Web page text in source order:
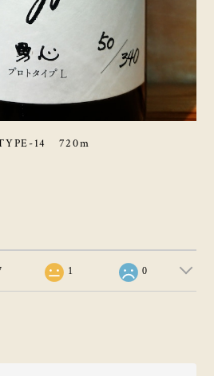
14 720m
1 0